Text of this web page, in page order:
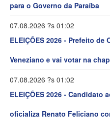
para o Governo da Paraíba
07.08.2026 ?s 01:02
ELEIÇÕES 2026 - Prefeito
Veneziano e vai votar na
07.08.2026 ?s 01:02
ELEIÇÕES 2026 - Candidato
oficializa Renato Feliciano